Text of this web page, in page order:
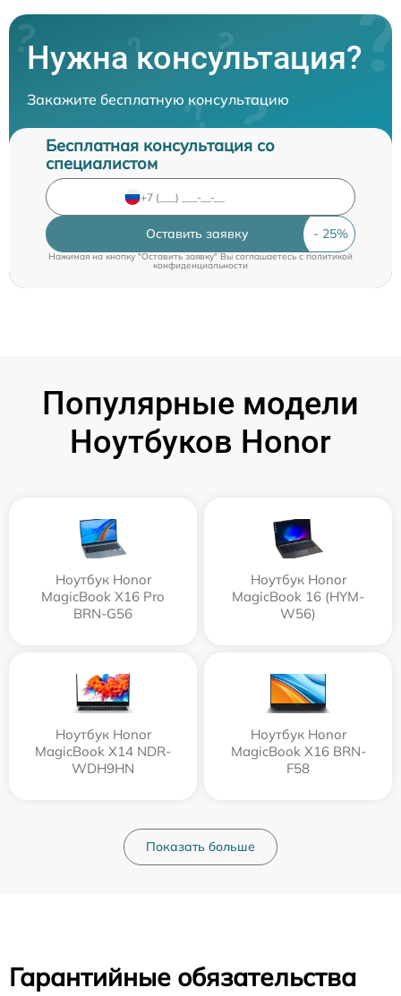
Нужна консультация?
Закажите бесплатную консультацию
Бесплатная консультация со
специалистом
Оставить заявку
Нажимая на кнопку "Оставить заявку" Вы соглашаетесь c политикой
конфиденциальности
Популярные модели
Ноутбуков Honor
Ноутбук Honor
MagicBook X16 Pro
BRN-G56
Ноутбук Honor
MagicBook 16 (HYM-
W56)
Ноутбук Honor
MagicBook X14 NDR-
WDH9HN
Ноутбук Honor
MagicBook X16 BRN-
F58
Показать больше
Гарантийные обязательства